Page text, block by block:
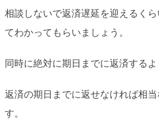
相談しないで返済遅延を迎えるく
てわかってもらいましょう。
同時に絶対に期日までに返済するよ
返済の期日までに返せなければ相
す。